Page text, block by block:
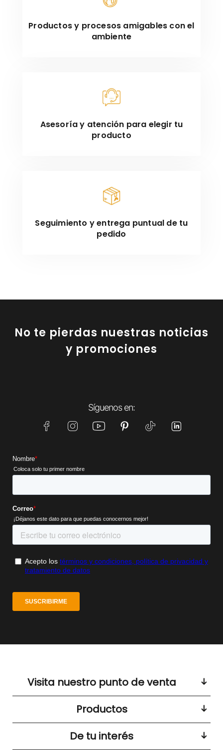
Productos y procesos amigables con el
ambiente
Asesoría y atención para elegir tu
producto
Seguimiento y entrega puntual de tu
pedido
No te pierdas nuestras noticias
y promociones
Visita nuestro punto de venta
Productos
De tu interés